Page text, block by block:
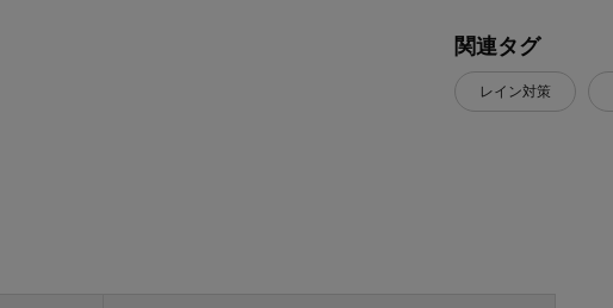
関連タグ
レイン対策